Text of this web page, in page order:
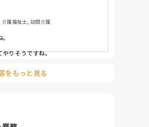
に拍車が掛かり、玄関戸を全力
になる。
注意して、日勤者と相談の上
フとお出かけする。
利用者さんはケロッとしていた
うが、会社事態が末期なんだろ
って言うスタンスやめる気ない
と送迎に逃げるᕦ(ò_óˇ)ᕤ
介護福祉士, 訪問介護
やりそうですね。
うなってしまう「かも」知らないと
い人でも利用者でも客でも「少しは
をもっと見る